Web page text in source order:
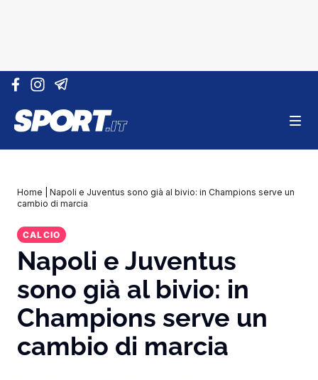
Vai al contenuto
Home
Napoli e Juventus sono già al bivio: in Champions serve un
cambio di marcia
CALCIO
Napoli e Juventus
sono già al bivio: in
Champions serve un
cambio di marcia